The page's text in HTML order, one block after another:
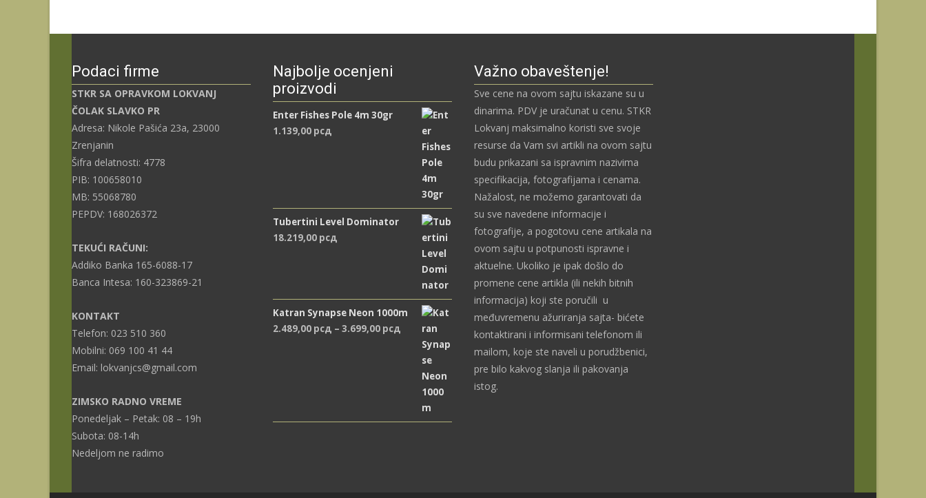
Podaci firme
STKR SA OPRAVKOM LOKVANJ
ČOLAK SLAVKO PR
Adresa: Nikole Pašića 23a, 23000
Zrenjanin
Šifra delatnosti: 4778
PIB: 100658010
MB: 55068780
PEPDV: 168026372
TEKUĆI RAČUNI:
Addiko Banka 165-6088-17
Banca Intesa: 160-323869-21
KONTAKT
Telefon: 023 510 360
Mobilni: 069 100 41 44
Email: lokvanjcs@gmail.com
ZIMSKO RADNO VREME
Ponedeljak – Petak: 08 – 19h
Subota: 08-14h
Nedeljom ne radimo
Najbolje ocenjeni
proizvodi
Enter Fishes Pole 4m 30gr
1.139,00 рсд
Tubertini Level Dominator
18.219,00 рсд
Katran Synapse Neon 1000m
2.489,00 рсд – 3.699,00 рсд Распон
цена:
2.489,00 рсд
3.699,00 рсд
Važno obaveštenje!
Sve cene na ovom sajtu iskazane su u
dinarima. PDV je uračunat u cenu. STKR
Lokvanj maksimalno koristi sve svoje
resurse da Vam svi artikli na ovom sajtu
budu prikazani sa ispravnim nazivima
specifikacija, fotografijama i cenama.
Nažalost, ne možemo garantovati da
su sve navedene informacije i
fotografije, a pogotovu cene artikala na
ovom sajtu u potpunosti ispravne i
aktuelne. Ukoliko je ipak došlo do
promene cene artikla (ili nekih bitnih
informacija) koji ste poručili u
međuvremenu ažuriranja sajta- bićete
kontaktirani i informisani telefonom ili
mailom, koje ste naveli u porudžbenici,
pre bilo kakvog slanja ili pakovanja
istog.